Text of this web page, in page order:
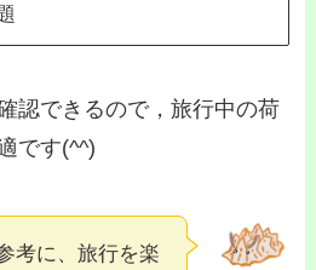
認できるので，旅行中の荷
です(^^)
考に、旅行を楽